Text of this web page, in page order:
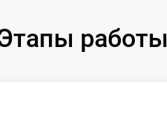
работы